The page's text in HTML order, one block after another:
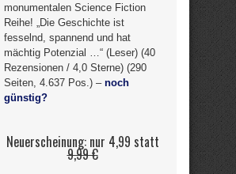
monumentalen Science Fiction
Reihe! „Die Geschichte ist
fesselnd, spannend und hat
mächtig Potenzial …“ (Leser) (40
Rezensionen / 4,0 Sterne) (290
Seiten, 4.637 Pos.) – noch
günstig?
Neuerscheinung: nur 4,99 statt
9,99 €